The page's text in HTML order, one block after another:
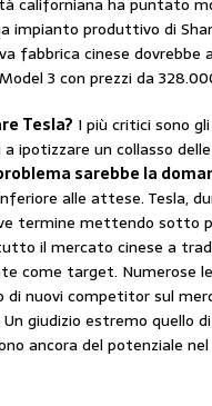
impianto produttivo di
fabbrica cinese dovrebbe
3 con prezzi da
Tesla? I più critici sono
ipotizzare un collasso
sarebbe la
alle attese. Tesla,
termine mettendo sotto
il mercato cinese a
come target. Numerose
di nuovi competitor sul
Un giudizio estremo quello
ancora del potenziale